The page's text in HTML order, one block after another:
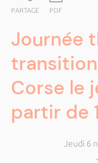
PARTAGE PDF
Journée
Corse le
partir de
Jeudi 6